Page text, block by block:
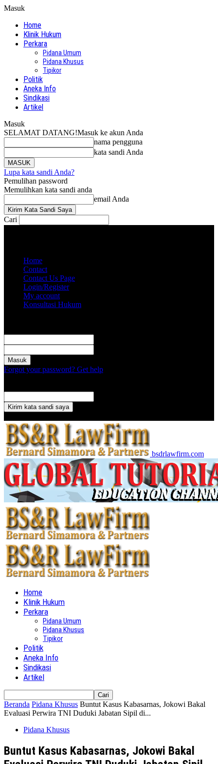
Masuk
Home
Klinik Hukum
Perkara
Pidana Umum
Pidana Khusus
Tipikor
Politik
Aneka Info
Sindikasi
Artikel
Masuk
SELAMAT DATANG!Masuk ke akun Anda
nama pengguna
kata sandi Anda
Lupa kata sandi Anda?
Pemulihan password
Memulihkan kata sandi anda
email Anda
Cari
Home
Contact
Contact Us Page
Login/Register
My account
Konsultasi Hukum
Forgot your password? Get help
bsdrlawfirm.com
Home
Klinik Hukum
Perkara
Pidana Umum
Pidana Khusus
Tipikor
Politik
Aneka Info
Sindikasi
Artikel
Beranda Pidana Khusus Buntut Kasus Kabasarnas, Jokowi Bakal
Evaluasi Perwira TNI Duduki Jabatan Sipil di...
Pidana Khusus
Buntut Kasus Kabasarnas, Jokowi Bakal